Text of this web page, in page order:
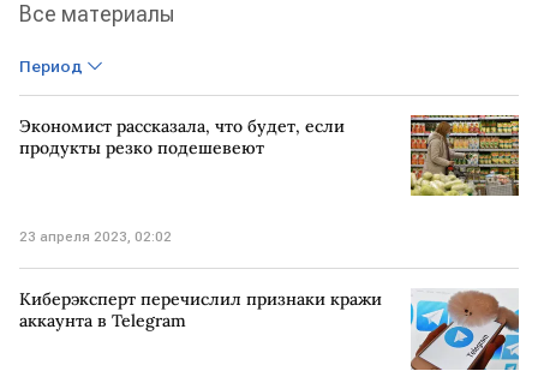
Все материалы
Период
Экономист рассказала, что будет, если
продукты резко подешевеют
23 апреля 2023, 02:02
Киберэксперт перечислил признаки кражи
аккаунта в Telegram